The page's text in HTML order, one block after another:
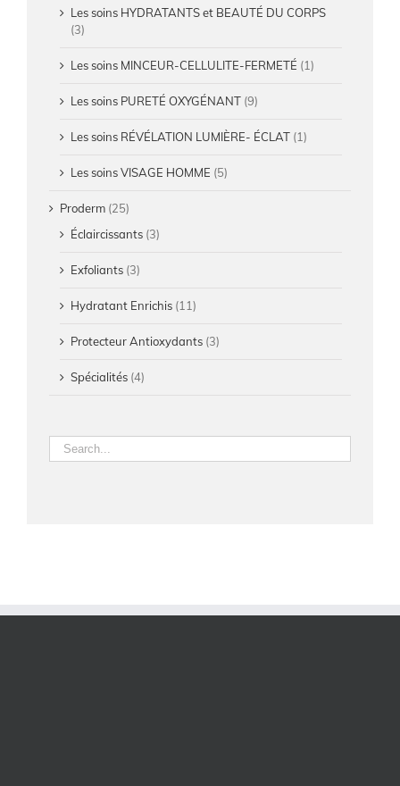
Les soins HYDRATANTS et BEAUTÉ DU CORPS
(3)
Les soins MINCEUR-CELLULITE-FERMETÉ (1)
Les soins PURETÉ OXYGÉNANT (9)
Les soins RÉVÉLATION LUMIÈRE- ÉCLAT (1)
Les soins VISAGE HOMME (5)
Proderm (25)
Éclaircissants (3)
Exfoliants (3)
Hydratant Enrichis (11)
Protecteur Antioxydants (3)
Spécialités (4)